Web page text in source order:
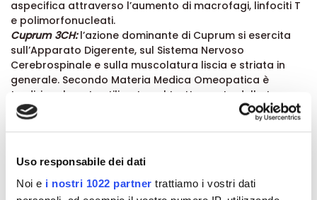
Uso responsabile dei dati
Noi e i nostri 1022 partner trattiamo i vostri dati
aspecifica attraverso l’aumento di macrofagi, linfociti T
e polimorfonucleati.
Cuprum 3CH:l’azione dominante di Cuprum si esercita
sull’Apparato Digerente, sul Sistema Nervoso
Cerebrospinale e sulla muscolatura liscia e striata in
generale. Secondo Materia Medica Omeopatica è
tradizionalmente utilizzato nel trattamento della tosse,
in particolare secca e spasmodica, e nella difficoltà di
espettorazione.
- Per laprevenzionealla sindrome influenzale assumere
una dose di Omeogriphi Globuli ogni settimana, per 6
settimane;